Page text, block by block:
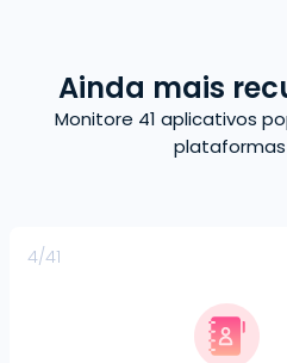
Ainda mais
Monitore 41 aplicativos
4/41